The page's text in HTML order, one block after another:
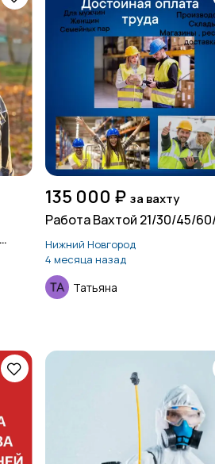
135 000 ₽ за вахту
Работа Вахтой 21/30/45/
Нижний Новгород
4 месяца назад
Татьяна